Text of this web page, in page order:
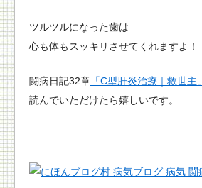
ツルツルになった歯は
心も体もスッキリさせてくれますよ！
闘病日記32章 「C型肝炎治療｜救世主」
読んでいただけたら嬉しいです。